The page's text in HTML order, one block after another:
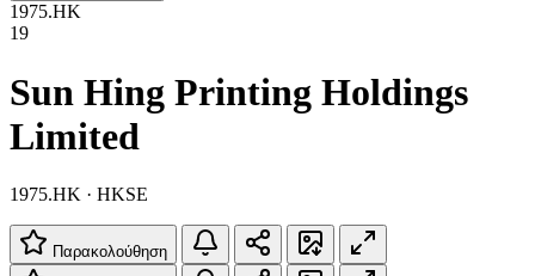
1975.HK
19
Sun Hing Printing Holdings
Limited
1975.HK · HKSE
Παρακολούθηση